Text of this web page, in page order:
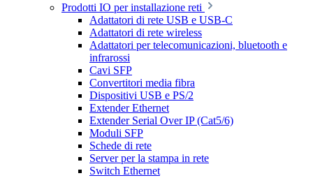
Prodotti IO per installazione reti
Adattatori di rete USB e USB-C
Adattatori di rete wireless
Adattatori per telecomunicazioni, bluetooth e
infrarossi
Cavi SFP
Convertitori media fibra
Dispositivi USB e PS/2
Extender Ethernet
Extender Serial Over IP (Cat5/6)
Moduli SFP
Schede di rete
Server per la stampa in rete
Switch Ethernet